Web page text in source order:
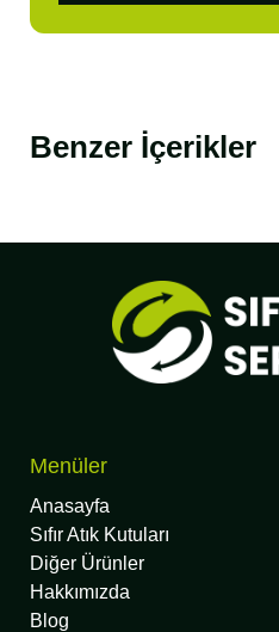
Benzer İçerikler
Menüler
Anasayfa
Sıfır Atık Kutuları
Diğer Ürünler
Hakkımızda
Blog